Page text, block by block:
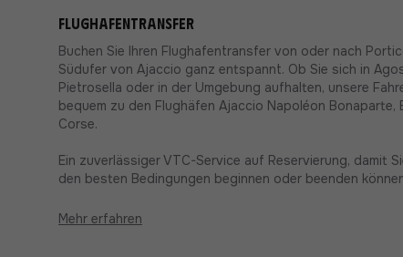
Flughafentransfer
Buchen Sie Ihren Flughafentransfer von oder nach
Südufer von Ajaccio ganz entspannt. Ob Sie sich in
Pietrosella oder in der Umgebung aufhalten, unsere
bequem zu den Flughäfen Ajaccio Napoléon
Corse.
Ein zuverlässiger VTC-Service auf Reservierung, damit
den besten Bedingungen beginnen oder beenden
Mehr erfahren